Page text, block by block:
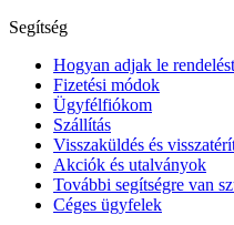
Segítség
Hogyan adjak le rendelést
Fizetési módok
Ügyfélfiókom
Szállítás
Visszaküldés és
Akciók és utalványok
További segítségre van
Céges ügyfelek